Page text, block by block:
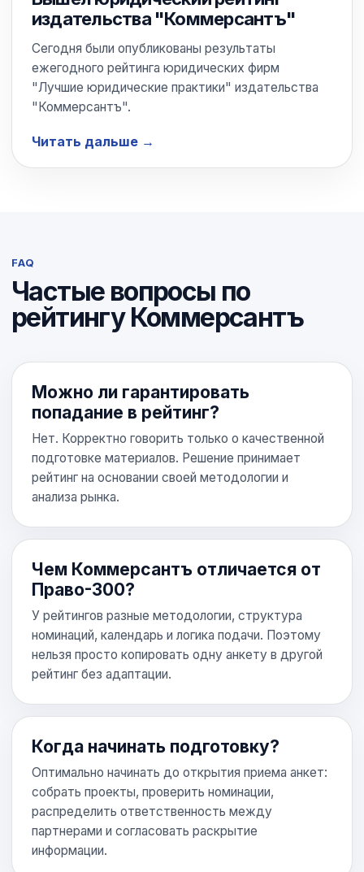
издательства "Коммерсантъ"
Сегодня были опубликованы результаты
ежегодного рейтинга юридических фирм
"Лучшие юридические практики" издательства
"Коммерсантъ".
Читать дальше
FAQ
Частые вопросы по
рейтингу Коммерсантъ
Можно ли гарантировать
попадание в рейтинг?
Нет. Корректно говорить только о качественной
подготовке материалов. Решение принимает
рейтинг на основании своей методологии и
анализа рынка.
Чем Коммерсантъ отличается от
Право-300?
У рейтингов разные методологии, структура
номинаций, календарь и логика подачи. Поэтому
нельзя просто копировать одну анкету в другой
рейтинг без адаптации.
Когда начинать подготовку?
Оптимально начинать до открытия приема анкет:
собрать проекты, проверить номинации,
распределить ответственность между
партнерами и согласовать раскрытие
информации.